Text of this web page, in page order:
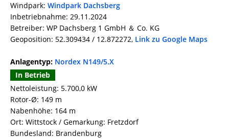
Windpark: Windpark Dachsberg
Inbetriebnahme: 29.11.2024
Betreiber: WP Dachsberg 1 GmbH ＆ Co. KG
Geoposition: 52.309434 / 12.872272, Link zu Google Maps
Anlagentyp: Nordex N149/5.X
In Betrieb
Nettoleistung: 5.700,0 kW
Rotor-Ø: 149 m
Nabenhöhe: 164 m
Ort: Wittstock / Gemarkung: Fretzdorf
Bundesland: Brandenburg